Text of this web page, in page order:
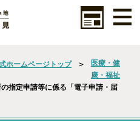
ホームページトップ ＞
医療・健
康・福祉
の指定申請等に係る「電子申請・届